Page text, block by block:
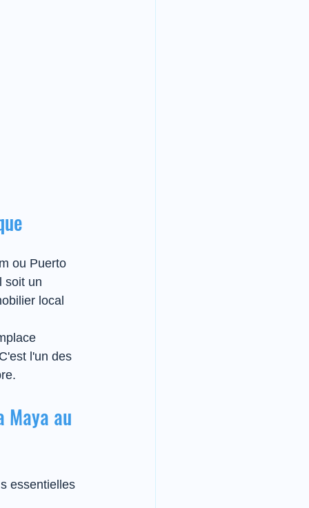
ou Puerto
soit un
local
l'un des
Maya au
essentielles